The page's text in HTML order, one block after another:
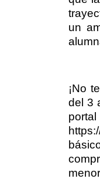
un
¡No
del 3